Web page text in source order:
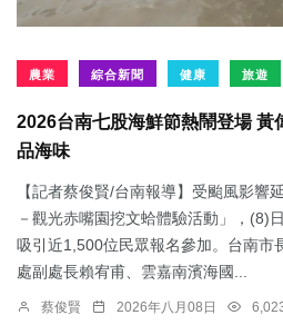
農業 綜合新聞 健康 旅遊
2026台南七股海鮮節熱鬧登場 黃
品海味
【記者蔡俊賢/台南報導】受颱風影響
－觀光赤嘴園挖文蛤體驗活動」，(8)
吸引近1,500位民眾報名參加。台南市
處副處長賴宥甫、雲嘉南濱海國...
蔡俊賢 2026年八月08日